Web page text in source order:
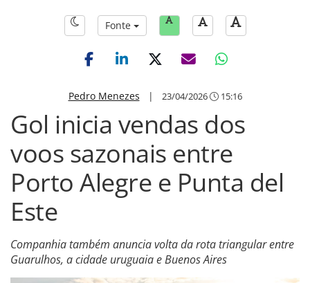
Fonte
Pedro Menezes | 23/04/2026 15:16
Gol inicia vendas dos
voos sazonais entre
Porto Alegre e Punta del
Este
Companhia também anuncia volta da rota triangular entre
Guarulhos, a cidade uruguaia e Buenos Aires